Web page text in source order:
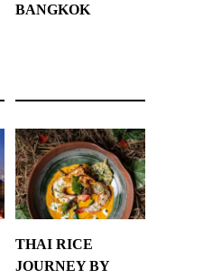
BANGKOK
THAI RICE
JOURNEY BY